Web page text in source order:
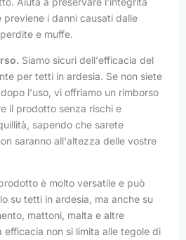
i danni causati dalle
e muffe.
Siamo sicuri dell'efficacia del
per tetti in ardesia. Se non siete
l'uso, vi offriamo un rimborso
il prodotto senza rischi e
sapendo che sarete
saranno all'altezza delle vostre
è molto versatile e può
su tetti in ardesia, ma anche su
mattoni, malta e altre
efficacia non si limita alle tegole di